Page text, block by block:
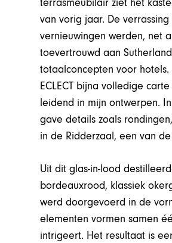
terrasmeubilair ziet het
van vorig jaar. De
vernieuwingen werden, net
toevertrouwd aan
totaalconcepten voor
ECLECT bijna volledige
leidend in mijn ontwerpen.
gave details zoals
in de Ridderzaal, een van
Uit dit glas-in-lood
bordeauxrood, klassiek
werd doorgevoerd in de
elementen vormen samen
intrigeert. Het resultaat is